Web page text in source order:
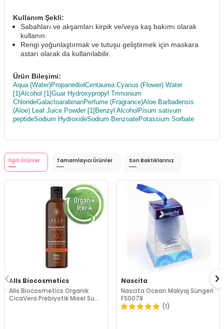
Kullanım Şekli:
Sabahları ve akşamları kirpik ve/veya kaş bakımı olarak
kullanın.
Rengi yoğunlaştırmak ve tutuşu geliştirmek için maskara
astarı olarak da kullanılabilir.
Ürün Bileşimi:
Aqua (Water)PropanediolCentaurea Cyanus (Flower) Water
[1]Alcohol [1]Guar Hydroxypropyl Trimonium
ChlorideGalactoarabinanPerfume (Fragrance)Aloe Barbadensis
(Aloe) Leaf Juice Powder [1]Benzyl AlcoholPisum sativum
peptideSodium HydroxideSodium BenzoatePotassium Sorbate
İlgili Ürünler Tamamlayıcı Ürünler Son Baktıklarınız
Alls Biocosmetics
Alls Biocosmetics Organik
CicaVera Prebiyotik Misel Su
Nascita
Nascita Ocean Makyaj Süngeri
FS0078
(1)